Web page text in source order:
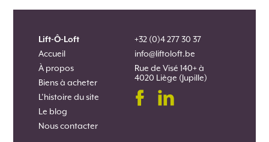
Lift-Ô-Loft
Accueil
À propos
Biens à acheter
L’histoire du site
Le blog
Nous contacter
+32 (0)4 277 30 37
info@liftoloft.be
Rue de Visé 140+ à
4020 Liège (Jupille)